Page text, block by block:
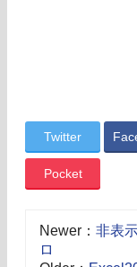
Twitter
Pocket
Newer： 非表
ロ